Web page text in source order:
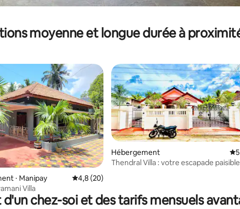
moyenne et longue durée à
la base de 9 commentaires : 4,56 sur 5
⋅ Manipay
Évaluation moyenne sur la base de 20
4,8 (20)
Villa
Hébergement
Thendral Villa : votre escapade paisible
chez-soi et des tarifs mensuels